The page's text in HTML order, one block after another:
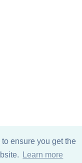
ensure you get the
Learn more